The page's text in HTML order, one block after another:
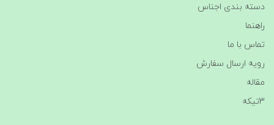
دسته بندی اجناس
راهنما
تماس با ما
رویه ارسال سفارش
مقاله
3تیکه